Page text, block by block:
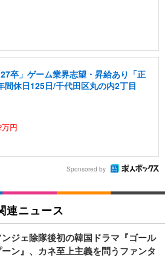
卒」ゲーム業界志望・昇給あり「正
間休日125日/千代田区丸の内2丁目
円
Sponsored by
連ニュース
ジェ除隊後初の韓国ドラマ『ゴール
ン』、カネ至上主義を問うファンタ